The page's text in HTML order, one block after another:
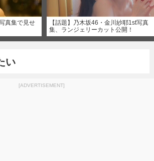
真集で見せ
【話題】乃木坂46・金川紗耶1st写真
集、ランジェリーカット公開！
い
[ADVERTISEMENT]